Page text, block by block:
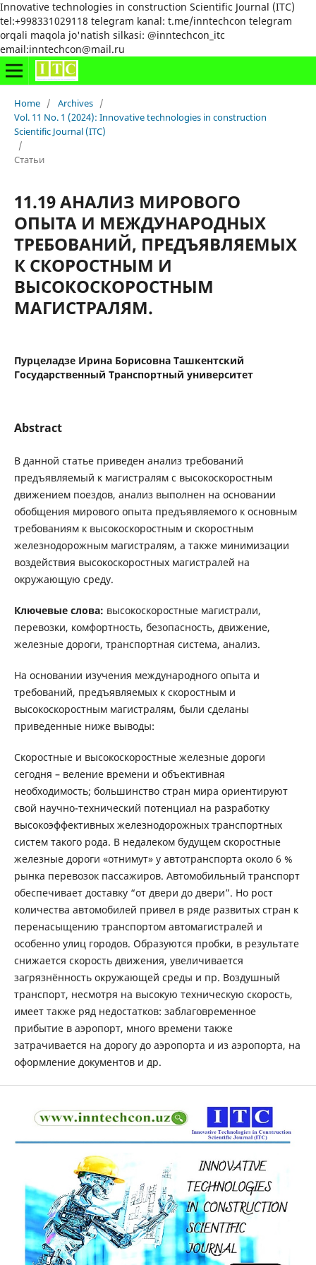
Innovative technologies in construction Scientific Journal (ITC)
tel:+998331029118 telegram kanal: t.me/inntechcon telegram
orqali maqola jo'natish silkasi: @inntechcon_itc
email:inntechcon@mail.ru
Home / Archives /
Vol. 11 No. 1 (2024): Innovative technologies in construction
Scientific Journal (ITC)
/
Статьи
11.19 АНАЛИЗ МИРОВОГО
ОПЫТА И МЕЖДУНАРОДНЫХ
ТРЕБОВАНИЙ, ПРЕДЪЯВЛЯЕМЫХ
К СКОРОСТНЫМ И
ВЫСОКОСКОРОСТНЫМ
МАГИСТРАЛЯМ.
Пурцеладзе Ирина Борисовна Ташкентский
Государственный Транспортный университет
Abstract
В данной статье приведен анализ требований
предъявляемый к магистралям с высокоскоростным
движением поездов, анализ выполнен на основании
обобщения мирового опыта предъявляемого к основным
требованиям к высокоскоростным и скоростным
железнодорожным магистралям, а также минимизации
воздействия высокоскоростных магистралей на
окружающую среду.
Ключевые слова: высокоскоростные магистрали,
перевозки, комфортность, безопасность, движение,
железные дороги, транспортная система, анализ.
На основании изучения международного опыта и
требований, предъявляемых к скоростным и
высокоскоростным магистралям, были сделаны
приведенные ниже выводы:
Скоростные и высокоскоростные железные дороги
сегодня – веление времени и объективная
необходимость; большинство стран мира ориентируют
свой научно-технический потенциал на разработку
высокоэффективных железнодорожных транспортных
систем такого рода. В недалеком будущем скоростные
железные дороги «отнимут» у автотранспорта около 6 %
рынка перевозок пассажиров. Автомобильный транспорт
обеспечивает доставку “от двери до двери”. Но рост
количества автомобилей привел в ряде развитых стран к
перенасыщению транспортом автомагистралей и
особенно улиц городов. Образуются пробки, в результате
снижается скорость движения, увеличивается
загрязнённость окружающей среды и пр. Воздушный
транспорт, несмотря на высокую техническую скорость,
имеет также ряд недостатков: заблаговременное
прибытие в аэропорт, много времени также
затрачивается на дорогу до аэропорта и из аэропорта, на
оформление документов и др.